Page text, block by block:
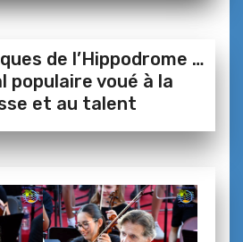
de l’Hippodrome …
populaire voué à la
et au talent